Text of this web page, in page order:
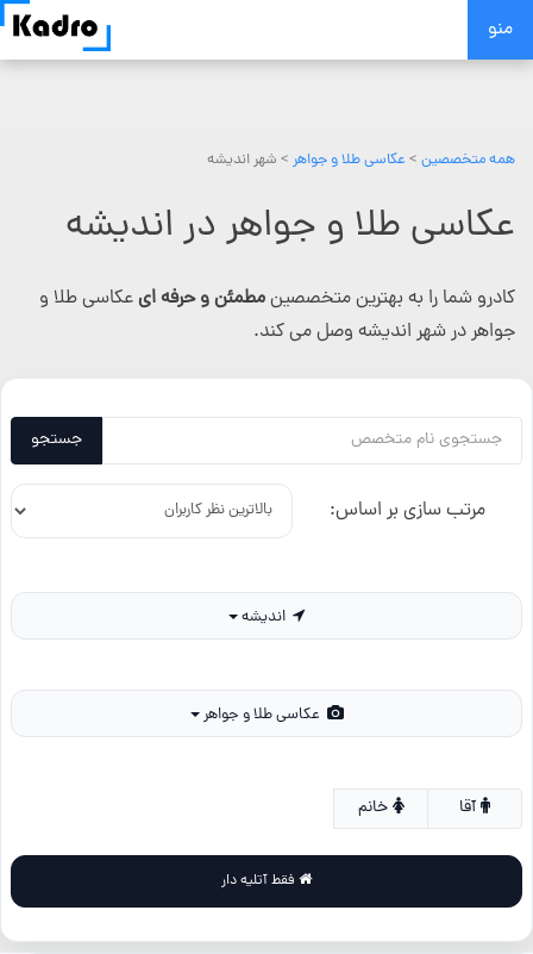
Skip
منو
همه متخصصین > عکاسی طلا و جواهر > شهر اندیشه
عکاسی طلا و جواهر در اندیشه
کادرو شما را به بهترین متخصصینمطمئن و حرفه ایعکاسی طلا و
جواهر در شهر اندیشه وصل می کند.
جستجو
مرتب سازی بر اساس:
خانم